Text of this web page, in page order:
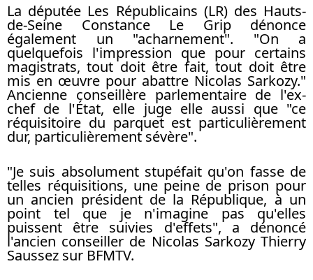
La députée Les Républicains (LR) des Hauts-
de-Seine Constance Le Grip dénonce
également un "acharnement". "On a
quelquefois l'impression que pour certains
magistrats, tout doit être fait, tout doit être
mis en œuvre pour abattre Nicolas Sarkozy."
Ancienne conseillère parlementaire de l'ex-
chef de l'État, elle juge elle aussi que "ce
réquisitoire du parquet est particulièrement
dur, particulièrement sévère".
"Je suis absolument stupéfait qu'on fasse de
telles réquisitions, une peine de prison pour
un ancien président de la République, à un
point tel que je n'imagine pas qu'elles
puissent être suivies d'effets", a dénoncé
l'ancien conseiller de Nicolas Sarkozy Thierry
Saussez sur BFMTV.